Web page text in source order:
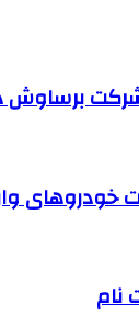
برساوش
خودروهای